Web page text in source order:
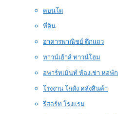
คอนโด
ที่ดิน
อาคารพาณิชย์ ตึกแถว
ทาวน์เฮ้าส์ ทาวน์โฮม
อพาร์ทเม้นท์ ห้องเช่า หอพัก
โรงงาน โกดัง คลังสินค้า
รีสอร์ท โรงแรม